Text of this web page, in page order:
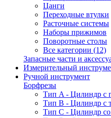
Цанги
Переходные втулки
Расточные системы
Наборы прижимов
Поворотные столы
Все категории (12)
Запасные части и
Измерительный
Ручной инструмент
Борфрезы
Тип A - Цилиндр с
Тип В - Цилиндр с
Тип С - Цилиндр со